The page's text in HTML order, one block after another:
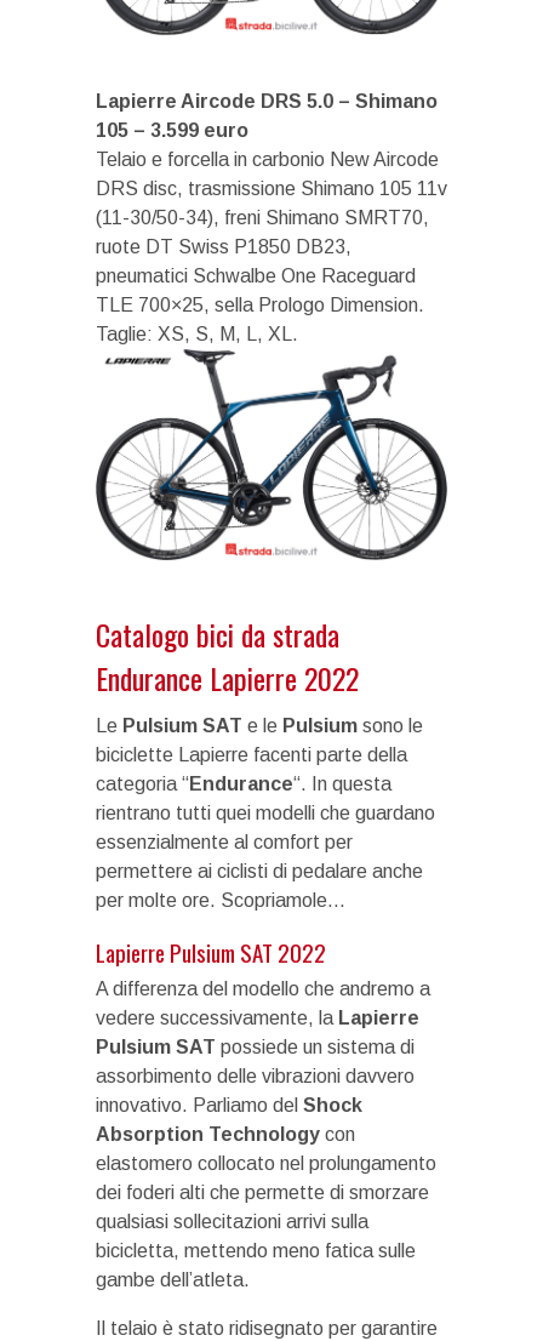
Lapierre Aircode DRS 5.0 – Shimano
105 – 3.599 euro
Telaio e forcella in carbonio New Aircode
DRS disc, trasmissione Shimano 105 11v
(11-30/50-34), freni Shimano SMRT70,
ruote DT Swiss P1850 DB23,
pneumatici Schwalbe One Raceguard
TLE 700×25, sella Prologo Dimension.
Taglie: XS, S, M, L, XL.
Catalogo bici da strada
Endurance Lapierre 2022
Le Pulsium SAT e le Pulsium sono le
biciclette Lapierre facenti parte della
categoria “Endurance“. In questa
rientrano tutti quei modelli che guardano
essenzialmente al comfort per
permettere ai ciclisti di pedalare anche
per molte ore. Scopriamole…
Lapierre Pulsium SAT 2022
A differenza del modello che andremo a
vedere successivamente, la Lapierre
Pulsium SAT possiede un sistema di
assorbimento delle vibrazioni davvero
innovativo. Parliamo del Shock
Absorption Technology con
elastomero collocato nel prolungamento
dei foderi alti che permette di smorzare
qualsiasi sollecitazioni arrivi sulla
bicicletta, mettendo meno fatica sulle
gambe dell’atleta.
Il telaio è stato ridisegnato per garantire